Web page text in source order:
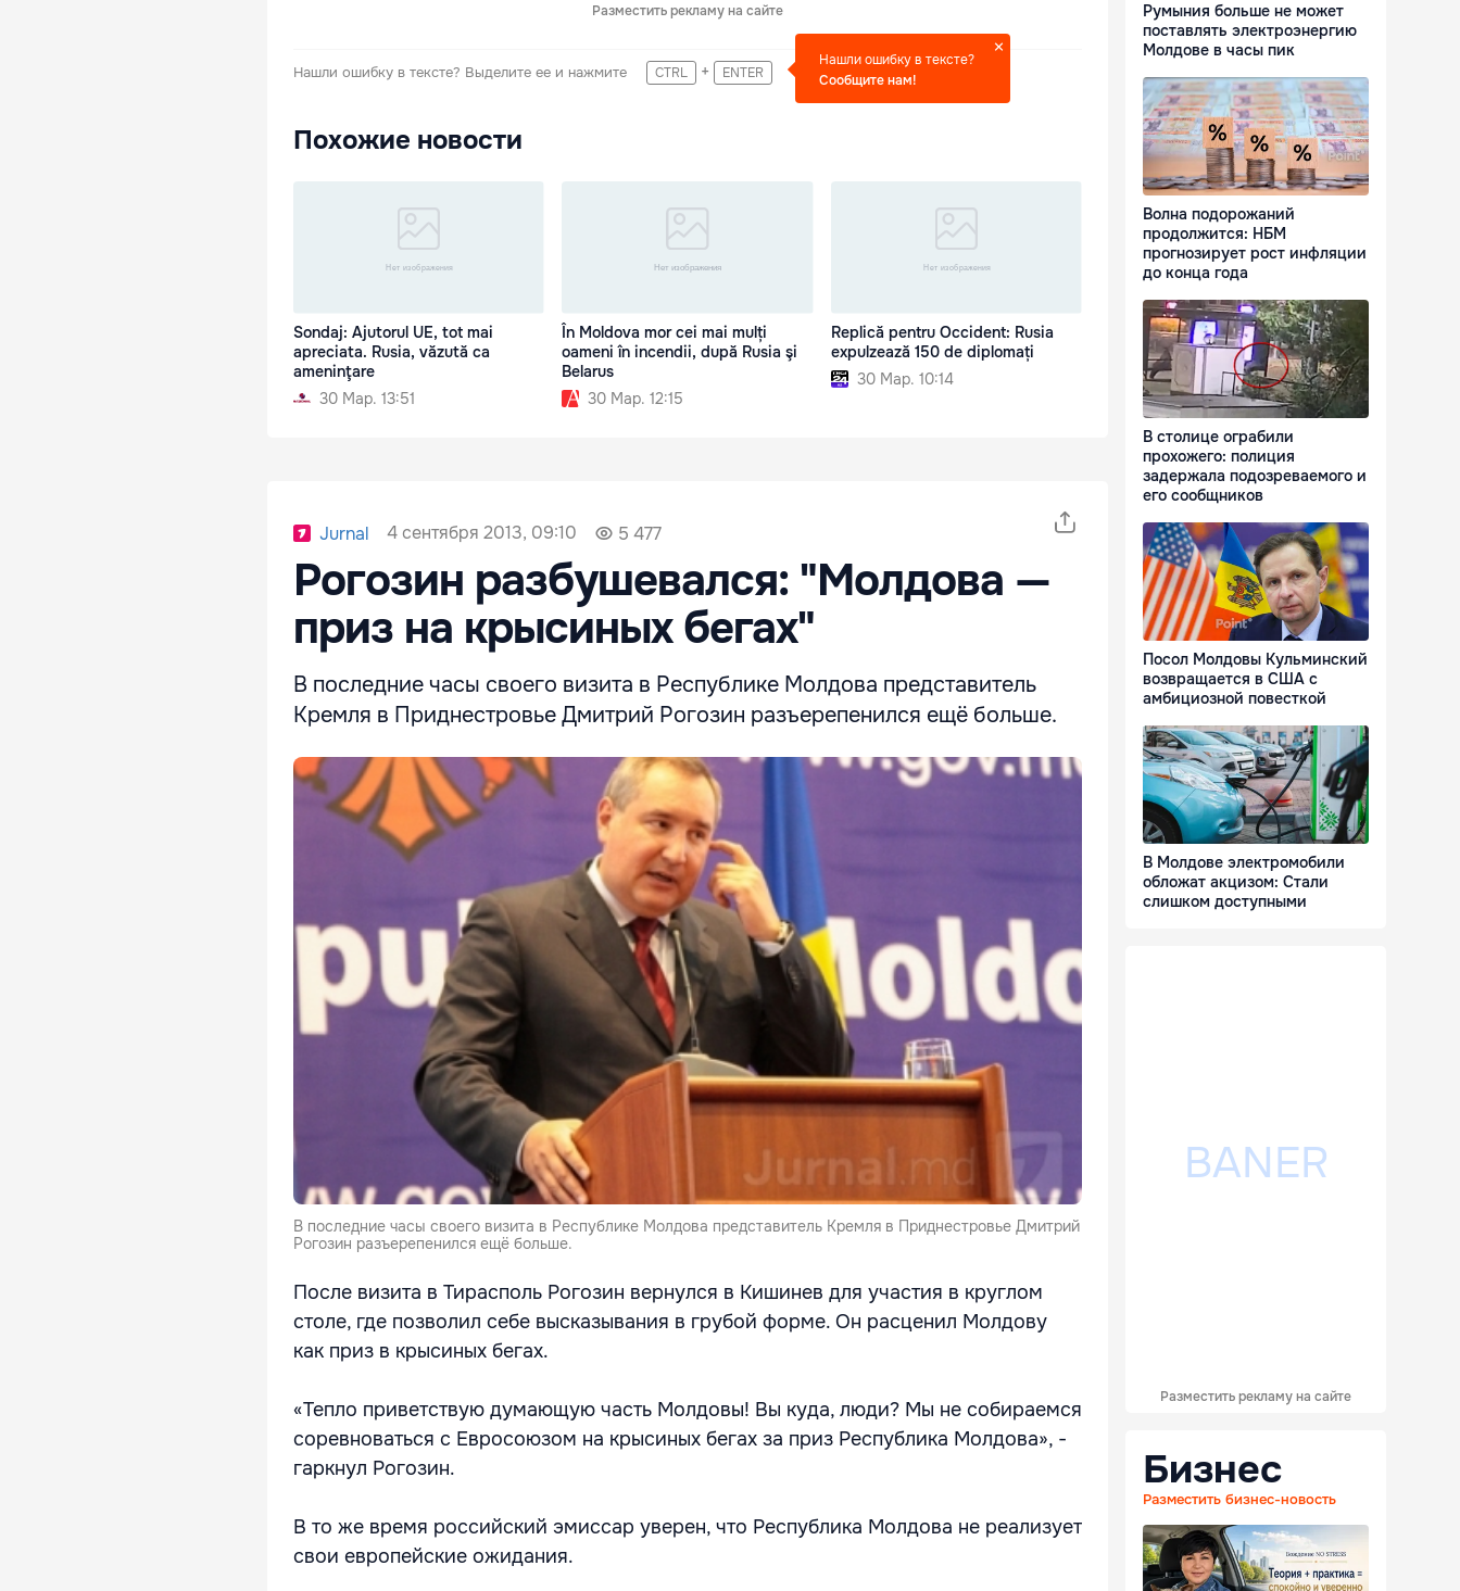
Разместить рекламу на сайте
Нашли ошибку в тексте? Выделите ее и нажмите CTRL + ENTER
Нашли ошибку в тексте?
Сообщите нам!
Похожие новости
Sondaj: Ajutorul UE, tot mai
apreciata. Rusia, văzută ca
ameninţare
30 Мар. 13:51
În Moldova mor cei mai mulți
oameni în incendii, după Rusia şi
Belarus
30 Мар. 12:15
Replică pentru Occident: Rusia
expulzează 150 de diplomați
30 Мар. 10:14
Jurnal 4 сентября 2013, 09:10 5 477
Рогозин разбушевался: "Молдова —
приз на крысиных бегах"
В последние часы своего визита в Республике Молдова представитель
Кремля в Приднестровье Дмитрий Рогозин разъерепенился ещё больше.
В последние часы своего визита в Республике Молдова представитель Кремля в Приднестровье Дмитрий
Рогозин разъерепенился ещё больше.
После визита в Тирасполь Рогозин вернулся в Кишинев для участия в круглом
столе, где позволил себе высказывания в грубой форме. Он расценил Молдову
как приз в крысиных бегах.
«Тепло приветствую думающую часть Молдовы! Вы куда, люди? Мы не собираемся
соревноваться с Евросоюзом на крысиных бегах за приз Республика Молдова», -
гаркнул Рогозин.
В то же время российский эмиссар уверен, что Республика Молдова не реализует
свои европейские ожидания.
Румыния больше не может
поставлять электроэнергию
Молдове в часы пик
Волна подорожаний
продолжится: НБМ
прогнозирует рост инфляции
до конца года
В столице ограбили
прохожего: полиция
задержала подозреваемого и
его сообщников
Посол Молдовы Кульминский
возвращается в США с
амбициозной повесткой
В Молдове электромобили
обложат акцизом: Стали
слишком доступными
Разместить рекламу на сайте
Бизнес
Разместить бизнес-новость